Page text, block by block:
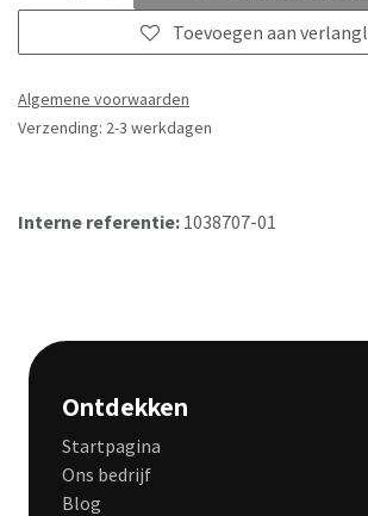
Toevoegen aan
Algemene voorwaarden
Verzending: 2-3 werkdagen
Interne referentie: 1038707-01
Ontdekken
Startpagina
Ons bedrijf
Blog